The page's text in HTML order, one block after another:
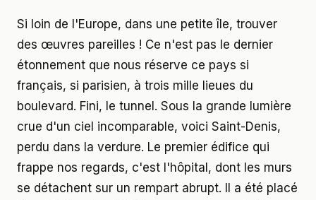
Si loin de l'Europe, dans une petite île, trouver
des œuvres pareilles ! Ce n'est pas le dernier
étonnement que nous réserve ce pays si
français, si parisien, à trois mille lieues du
boulevard. Fini, le tunnel. Sous la grande lumière
crue d'un ciel incomparable, voici Saint-Denis,
perdu dans la verdure. Le premier édifice qui
frappe nos regards, c'est l'hôpital, dont les murs
se détachent sur un rempart abrupt. Il a été placé